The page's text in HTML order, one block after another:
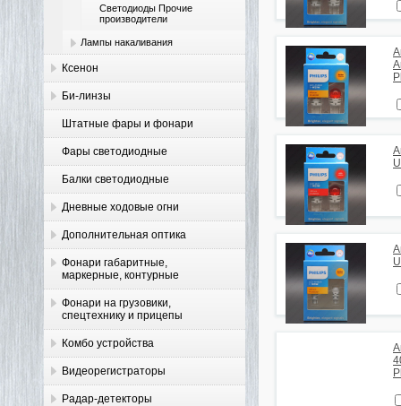
Светодиоды Прочие
производители
Лампы накаливания
Ксенон
Би-линзы
Штатные фары и фонари
Фары светодиодные
Балки светодиодные
Дневные ходовые огни
Дополнительная оптика
Фонари габаритные,
маркерные, контурные
Фонари на грузовики,
спецтехнику и прицепы
Комбо устройства
Видеорегистраторы
Радар-детекторы